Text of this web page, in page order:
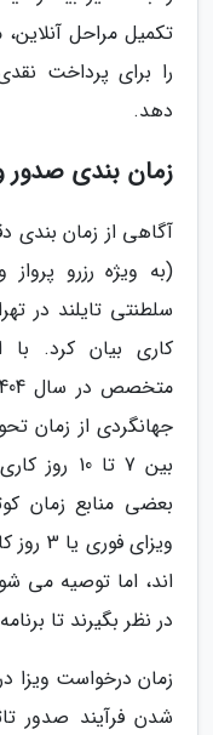
تکمیل مراحل
را برای پرداخت
دهد.
زمان بندی صدور
آگاهی از زمان بندی
(به ویژه رزرو
کاری بیان کرد. با
جهانگردی از زمان
بین 7 تا
ویزای
در نظر بگیرند تا
زمان درخواست ویزا
شدن فرآیند صدور